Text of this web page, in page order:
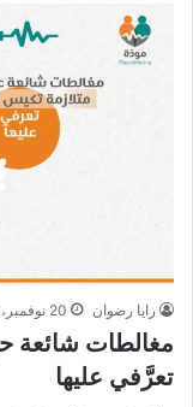
رايا رضوان 20 نوفمبر، 2023
مغالطات شائعة
تعرَّفي عليها